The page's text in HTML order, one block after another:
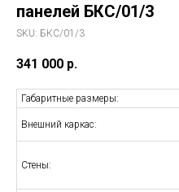
панелей БКС/01/3
SKU: БКС/01/3
341 000 р.
Габаритные размеры:
Внешний каркас:
Стены: